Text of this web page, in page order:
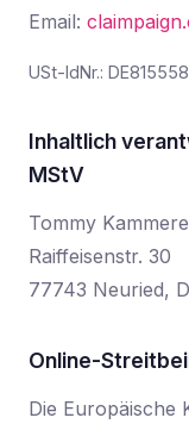
Email:
USt-IdNr.:
Inhaltlich
MStV
Tommy
Raiffeisenstr. 30
77743 Neuried,
Online-
Die Europäische